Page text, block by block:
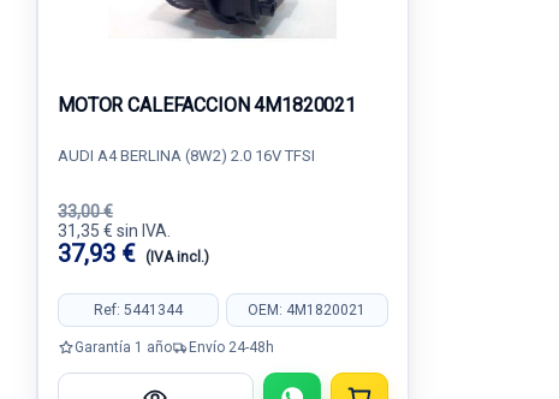
MOTOR CALEFACCION 4M1820021
AUDI A4 BERLINA (8W2) 2.0 16V TFSI
33,00 €
31,35 € sin IVA.
37,93 € (IVA incl.)
Ref: 5441344 OEM: 4M1820021
Garantía 1 año Envío 24-48h